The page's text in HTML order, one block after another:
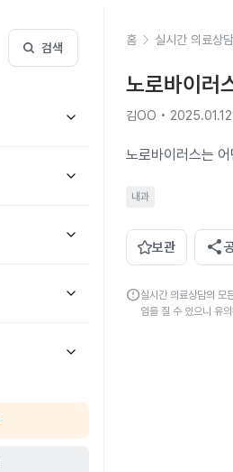
검색
홈 실시간 의료상담
노로바이러
김OO • 2025.01.12
노로바이러스는
내과
보관 share
error실시간 의료상담의 모
임을 질 수 있으니 유